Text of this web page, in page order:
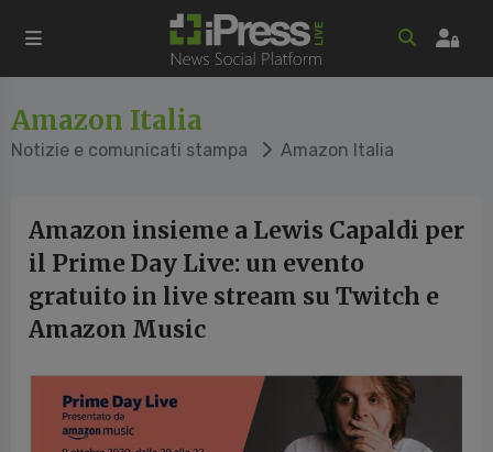
Amazon Italia
Notizie e comunicati stampa Amazon Italia
Amazon insieme a Lewis Capaldi per
il Prime Day Live: un evento
gratuito in live stream su Twitch e
Amazon Music